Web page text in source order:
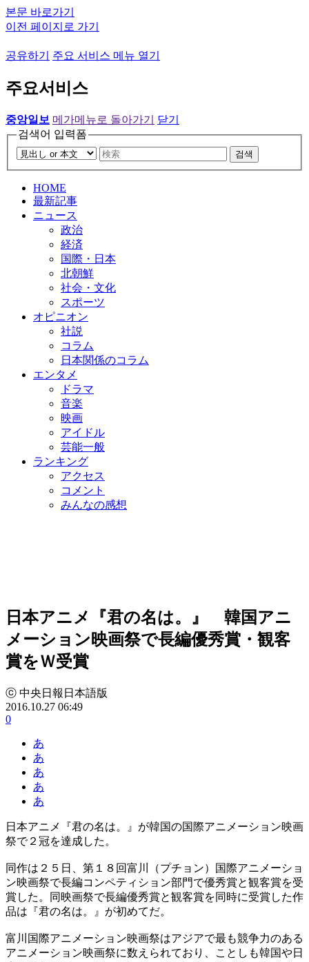
본문 바로가기
이전 페이지로 가기
공유하기 주요 서비스 메뉴 열기
주요서비스
중앙일보 메가메뉴로 돌아가기
닫기
검색어 입력폼
검색
HOME
最新記事
ニュース
政治
経済
国際・日本
北朝鮮
社会・文化
スポーツ
オピニオン
社説
コラム
日本関係のコラム
エンタメ
ドラマ
音楽
映画
アイドル
芸能一般
ランキング
アクセス
コメント
みんなの感想
日本アニメ『君の名は。』 韓国アニ
メーション映画祭で長編優秀賞・観客
賞をＷ受賞
ⓒ 中央日報日本語版
2016.10.27 06:49
0
あ
あ
あ
あ
あ
日本アニメ『君の名は。』が韓国の国際アニメーション映画
祭で２冠を達成した。
同作は２５日、第１８回富川（プチョン）国際アニメーショ
ン映画祭で長編コンペティション部門で優秀賞と観客賞を受
賞した。同映画祭で長編優秀賞と観客賞を同時に受賞した作
品は『君の名は。』が初めてだ。
富川国際アニメーション映画祭はアジアで最も競争力のある
アニメーション映画祭に数えられており、ことしも韓国や日